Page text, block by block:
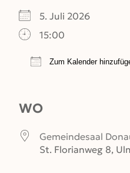
5. Juli 2026
15:00
Zum Kalender
WO
Gemeindesaal
St. Florianweg 8,